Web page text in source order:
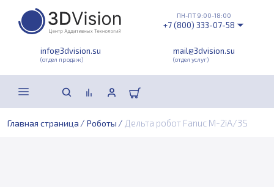
info@3dvision.su
(отдел продаж)
mail@3dvision.su
(отдел услуг)
ПН-ПТ 9:00-18:00
+7 (800) 333-07-58
Главная страница / Роботы / Дельта робот Fanuc M-2iA/3S